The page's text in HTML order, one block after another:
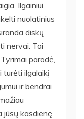
Ilgainiui,
nuolatinius
diskų
nervai. Tai
parodė,
turėti ilgalaikį
ir bendrai
jūsų kasdienę